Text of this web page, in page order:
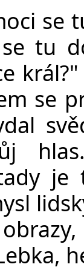
se
tu
se